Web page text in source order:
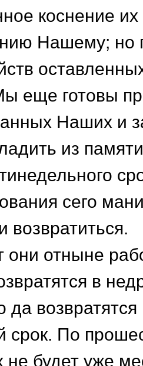
коснение
Нашему; но
еще готовы
Наших и
из
сего
возвратиться.
они отныне
в
да
срок. По
не будет уже